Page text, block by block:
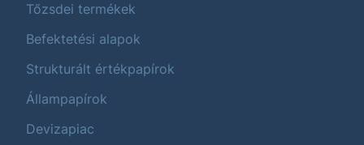
Tőzsdei termékek
Befektetési alapok
Strukturált értékpapírok
Állampapírok
Devizapiac